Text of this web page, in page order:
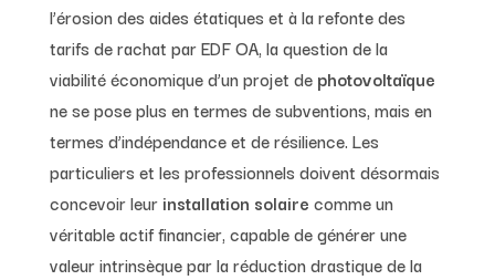
l’érosion des aides étatiques et à la refonte des
tarifs de rachat par EDF OA, la question de la
viabilité économique d’un projet de photovoltaïque
ne se pose plus en termes de subventions, mais en
termes d’indépendance et de résilience. Les
particuliers et les professionnels doivent désormais
concevoir leur installation solaire comme un
véritable actif financier, capable de générer une
valeur intrinsèque par la réduction drastique de la